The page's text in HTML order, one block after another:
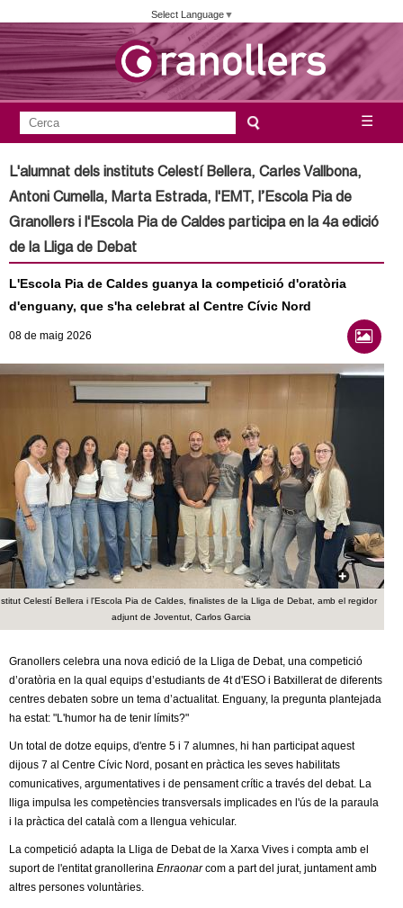
Vés
al
contingut
Select Language▼
u
n
a
e
G
a
n
o
e
☰
F
o
l
a
r
i
d
e
r
c
a
e
r
a
L'alumnat dels instituts Celestí Bellera, Carles Vallbona,
Antoni Cumella, Marta Estrada, l'EMT, l’Escola Pia de
Granollers i l'Escola Pia de Caldes participa en la 4a edició
de la Lliga de Debat
L'Escola Pia de Caldes guanya la competició d'oratòria
d'enguany, que s'ha celebrat al Centre Cívic Nord
08 de maig 2026
Celestí Bellera i l'Escola Pia de Caldes, finalistes de la Lliga de Debat, amb el regidor
adjunt de Joventut, Carlos Garcia
Granollers celebra una nova edició de la Lliga de Debat, una competició
d’oratòria en la qual equips d’estudiants de 4t d'ESO i Batxillerat de diferents
centres debaten sobre un tema d’actualitat. Enguany, la pregunta plantejada
ha estat: "L'humor ha de tenir límits?"
Un total de dotze equips, d'entre 5 i 7 alumnes, hi han participat aquest
dijous 7 al Centre Cívic Nord, posant en pràctica les seves habilitats
comunicatives, argumentatives i de pensament crític a través del debat. La
lliga impulsa les competències transversals implicades en l'ús de la paraula
i la pràctica del català com a llengua vehicular.
La competició adapta la Lliga de Debat de la Xarxa Vives i compta amb el
suport de l'entitat granollerina Enraonarcom a part del jurat, juntament amb
altres persones voluntàries.